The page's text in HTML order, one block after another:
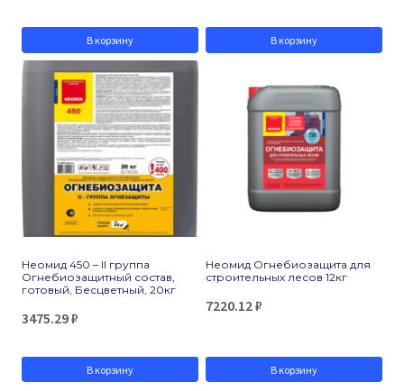
В корзину В корзину
Неомид 450 – II группа
Огнебиозащитный состав,
готовый, Бесцветный, 20кг
3475.29₽
В корзину
Неомид Огнебиозащита для
строительных лесов 12кг
7220.12₽
В корзину